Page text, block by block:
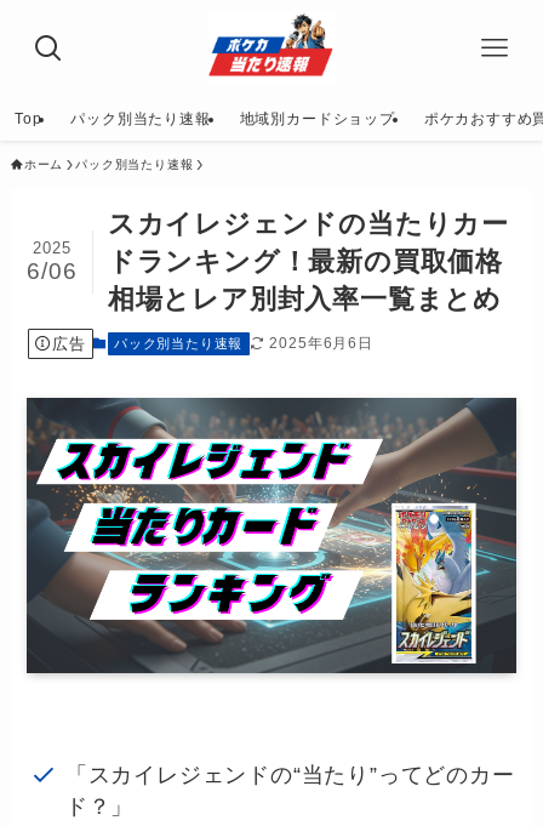
Top パック別当たり速報 地域別カードショップ ポケカおすすめ
ホーム パック別当たり速報
スカイレジェンドの当たりカー
ドランキング！最新の買取価格
相場とレア別封入率一覧まとめ
2025
6/06
広告 パック別当たり速報 2025年6月6日
「スカイレジェンドの“当たり”ってどのカー
ド？」